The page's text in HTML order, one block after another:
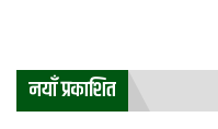
नयाँ प्रकाशित